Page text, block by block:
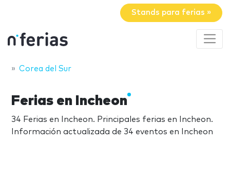
Stands para ferias »
Corea del Sur
Ferias en Incheon
34 Ferias en Incheon. Principales ferias en Incheon.
Información actualizada de 34 eventos en Incheon